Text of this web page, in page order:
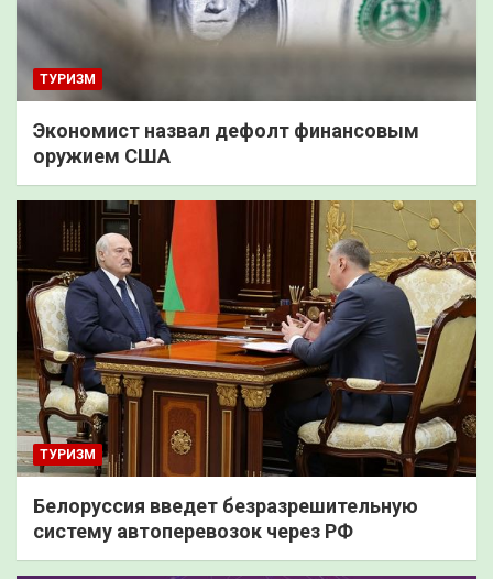
ТУРИЗМ
Экономист назвал дефолт финансовым
оружием США
ТУРИЗМ
Белоруссия введет безразрешительную
систему автоперевозок через РФ